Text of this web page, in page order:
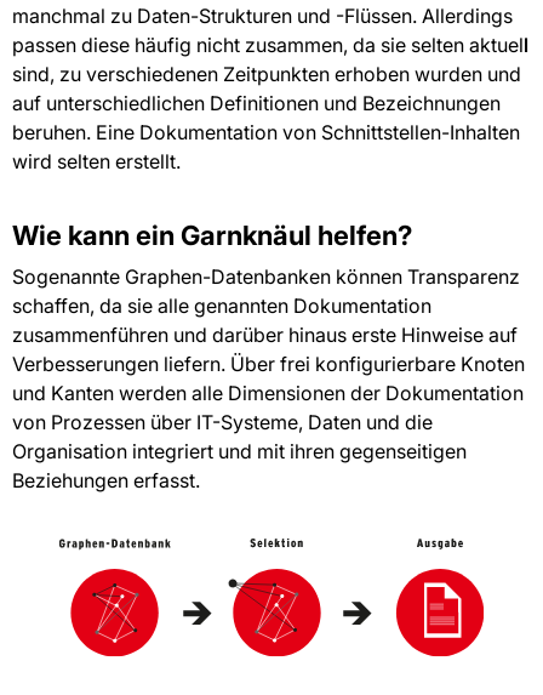
manchmal zu Daten-Strukturen und -Flüssen. Allerdings
passen diese häufig nicht zusammen, da sie selten aktuell
sind, zu verschiedenen Zeitpunkten erhoben wurden und
auf unterschiedlichen Definitionen und Bezeichnungen
beruhen. Eine Dokumentation von Schnittstellen-Inhalten
wird selten erstellt.
Wie kann ein Garnknäul helfen?
Sogenannte Graphen-Datenbanken können Transparenz
schaffen, da sie alle genannten Dokumentation
zusammenführen und darüber hinaus erste Hinweise auf
Verbesserungen liefern. Über frei konfigurierbare Knoten
und Kanten werden alle Dimensionen der Dokumentation
von Prozessen über IT-Systeme, Daten und die
Organisation integriert und mit ihren gegenseitigen
Beziehungen erfasst.